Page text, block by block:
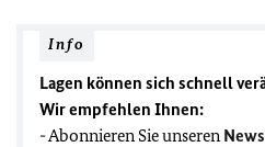
Info
Lagen können sich schnell
Wir empfehlen Ihnen:
- Abonnieren Sie unseren